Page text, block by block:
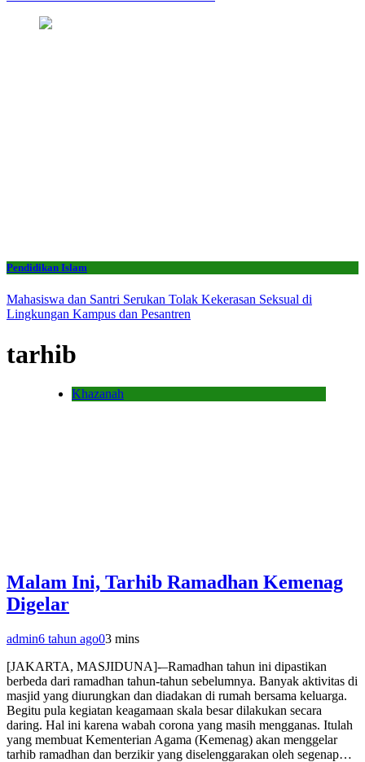
Pendidikan Islam
Mahasiswa dan Santri Serukan Tolak Kekerasan Seksual di
Lingkungan Kampus dan Pesantren
tarhib
Khazanah
Malam Ini, Tarhib Ramadhan Kemenag
Digelar
admin6 tahun ago03 mins
[JAKARTA, MASJIDUNA]-–Ramadhan tahun ini dipastikan
berbeda dari ramadhan tahun-tahun sebelumnya. Banyak aktivitas di
masjid yang diurungkan dan diadakan di rumah bersama keluarga.
Begitu pula kegiatan keagamaan skala besar dilakukan secara
daring. Hal ini karena wabah corona yang masih mengganas. Itulah
yang membuat Kementerian Agama (Kemenag) akan menggelar
tarhib ramadhan dan berzikir yang diselenggarakan oleh segenap…